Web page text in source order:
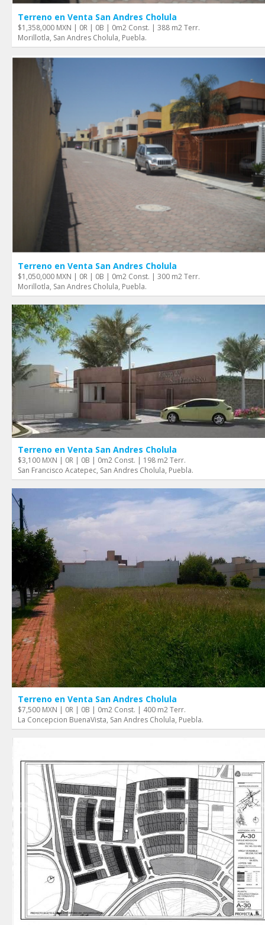
Terreno en Venta San Andres Cholula
$1,358,000 MXN | 0R | 0B | 0m2 Const. | 388 m2 Terr.
Morillotla, San Andres Cholula, Puebla.
Terreno en Venta San Andres Cholula
$1,050,000 MXN | 0R | 0B | 0m2 Const. | 300 m2 Terr.
Morillotla, San Andres Cholula, Puebla.
Terreno en Venta San Andres Cholula
$3,100 MXN | 0R | 0B | 0m2 Const. | 198 m2 Terr.
San Francisco Acatepec, San Andres Cholula, Puebla.
Terreno en Venta San Andres Cholula
$7,500 MXN | 0R | 0B | 0m2 Const. | 400 m2 Terr.
La Concepcion BuenaVista, San Andres Cholula, Puebla.